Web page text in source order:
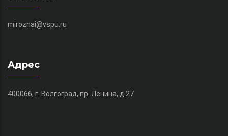
miroznai@vspu.ru
Адрес
400066, г. Волгоград, пр. Ленина, д.27